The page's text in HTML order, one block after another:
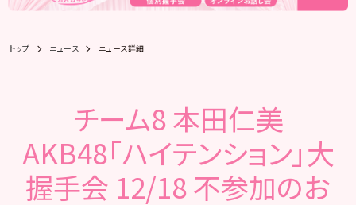
トップ ニュース ニュース詳細
チーム8 本田仁美
AKB48「ハイテンション」大
握手会 12/18 不参加のお